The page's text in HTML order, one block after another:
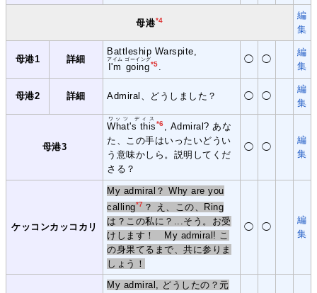
母港*4
編
集
母港1 詳細
Battleship Warspite,
I'm going
アイム ゴーイング
*5.
◯ ◯
編
集
母港2 詳細 Admiral、どうしました？ ◯ ◯
編
集
母港3
What's this
ワッツ ディス
*6, Admiral? あな
た、この手はいったいどうい
う意味かしら。説明してくだ
さる？
◯ ◯
編
集
ケッコンカッコカリ
My admiral？ Why are you
calling*7 ？ え、この、Ring
は？この私に？...そう。お受
けします！ My admiral! こ
の身果てるまで、共に参りま
しょう！
◯ ◯
編
集
My admiral, どうしたの？元